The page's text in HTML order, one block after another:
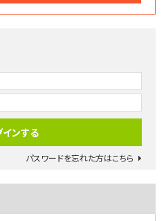
パスワードを忘れた方はこちら